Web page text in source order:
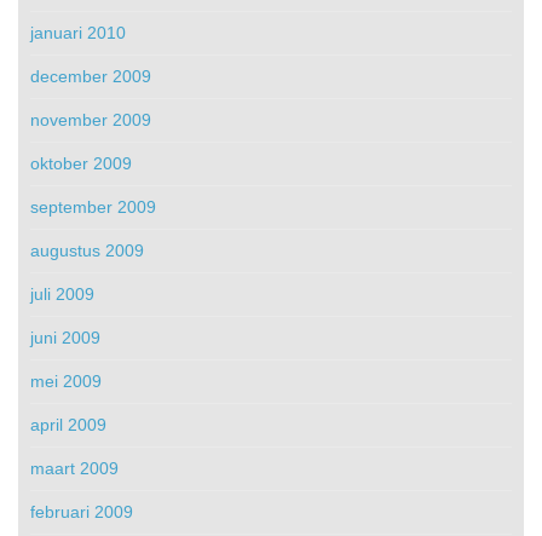
januari 2010
december 2009
november 2009
oktober 2009
september 2009
augustus 2009
juli 2009
juni 2009
mei 2009
april 2009
maart 2009
februari 2009